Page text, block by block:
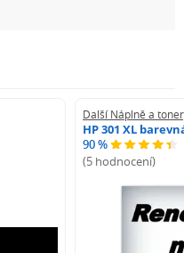
Další Náplně a
HP 301 XL
90 %
(5 hodnocení)